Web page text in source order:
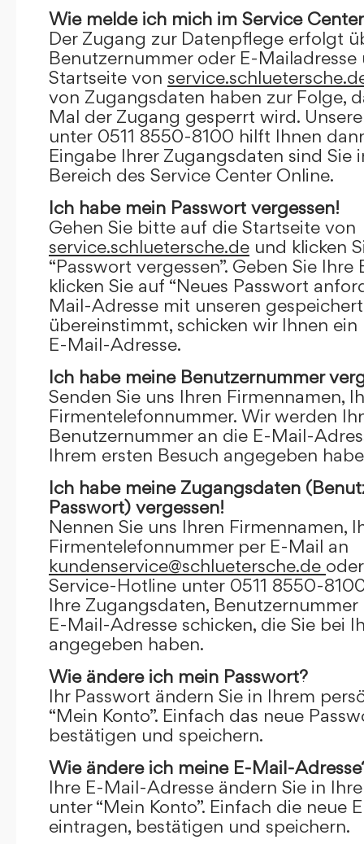
Wie melde ich mich im Service
Der Zugang zur Datenpflege erfolgt
Benutzernummer oder E-
Startseite von
von Zugangsdaten haben zur Folge,
Mal der Zugang gesperrt wird.
unter 0511 8550-8100 hilft Ihnen
Eingabe Ihrer Zugangsdaten sind Sie
Bereich des Service Center Online.
Ich habe mein Passwort vergessen!
Gehen Sie bitte auf die Startseite von
service.schluetersche.de und klicken
“Passwort vergessen”. Geben Sie
klicken Sie auf “Neues Passwort
Mail-Adresse mit unseren
übereinstimmt, schicken wir Ihnen
E-Mail-Adresse.
Ich habe meine Benutzernummer
Senden Sie uns Ihren Firmennamen,
Firmentelefonnummer. Wir werden
Benutzernummer an die E-Mail-
Ihrem ersten Besuch angegeben
Ich habe meine Zugangsdaten
Passwort) vergessen!
Nennen Sie uns Ihren Firmennamen,
Firmentelefonnummer per E-Mail an
kundenservice@schluetersche.de
Service-Hotline unter 0511 8550-
Ihre Zugangsdaten,
E-Mail-Adresse schicken, die Sie bei
angegeben haben.
Wie ändere ich mein Passwort?
Ihr Passwort ändern Sie in Ihrem
“Mein Konto”. Einfach das neue
bestätigen und speichern.
Wie ändere ich meine E-Mail-
Ihre E-Mail-Adresse ändern Sie in
unter “Mein Konto”. Einfach die neue
eintragen, bestätigen und speichern.